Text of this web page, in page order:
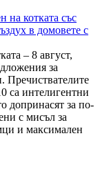
на котката със
в домовете с
– 8 август,
за
са интелигентни
допринасят за по-
с мисъл за
и максимален